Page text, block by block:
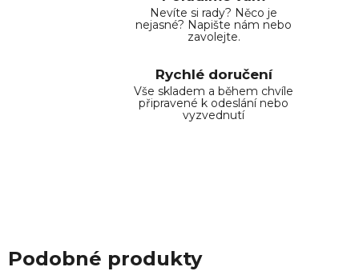
Nevíte si rady? Něco je
nejasné? Napište nám nebo
zavolejte.
Rychlé doručení
Vše skladem a během chvíle
připravené k odeslání nebo
vyzvednutí
Podobné produkty